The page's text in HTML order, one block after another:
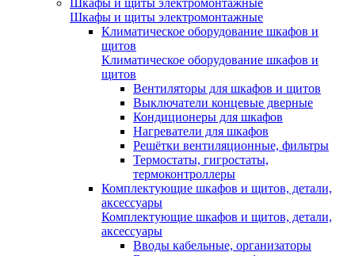
Шкафы и щиты электромонтажные
Шкафы и щиты электромонтажные
Климатическое оборудование шкафов и
щитов
Климатическое оборудование шкафов и
щитов
Вентиляторы для шкафов и щитов
Выключатели концевые дверные
Кондиционеры для шкафов
Нагреватели для шкафов
Решётки вентиляционные, фильтры
Термостаты, гигростаты,
термоконтроллеры
Комплектующие шкафов и щитов, детали,
аксессуары
Комплектующие шкафов и щитов, детали,
аксессуары
Вводы кабельные, организаторы